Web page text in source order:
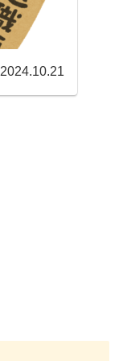
2024.10.21